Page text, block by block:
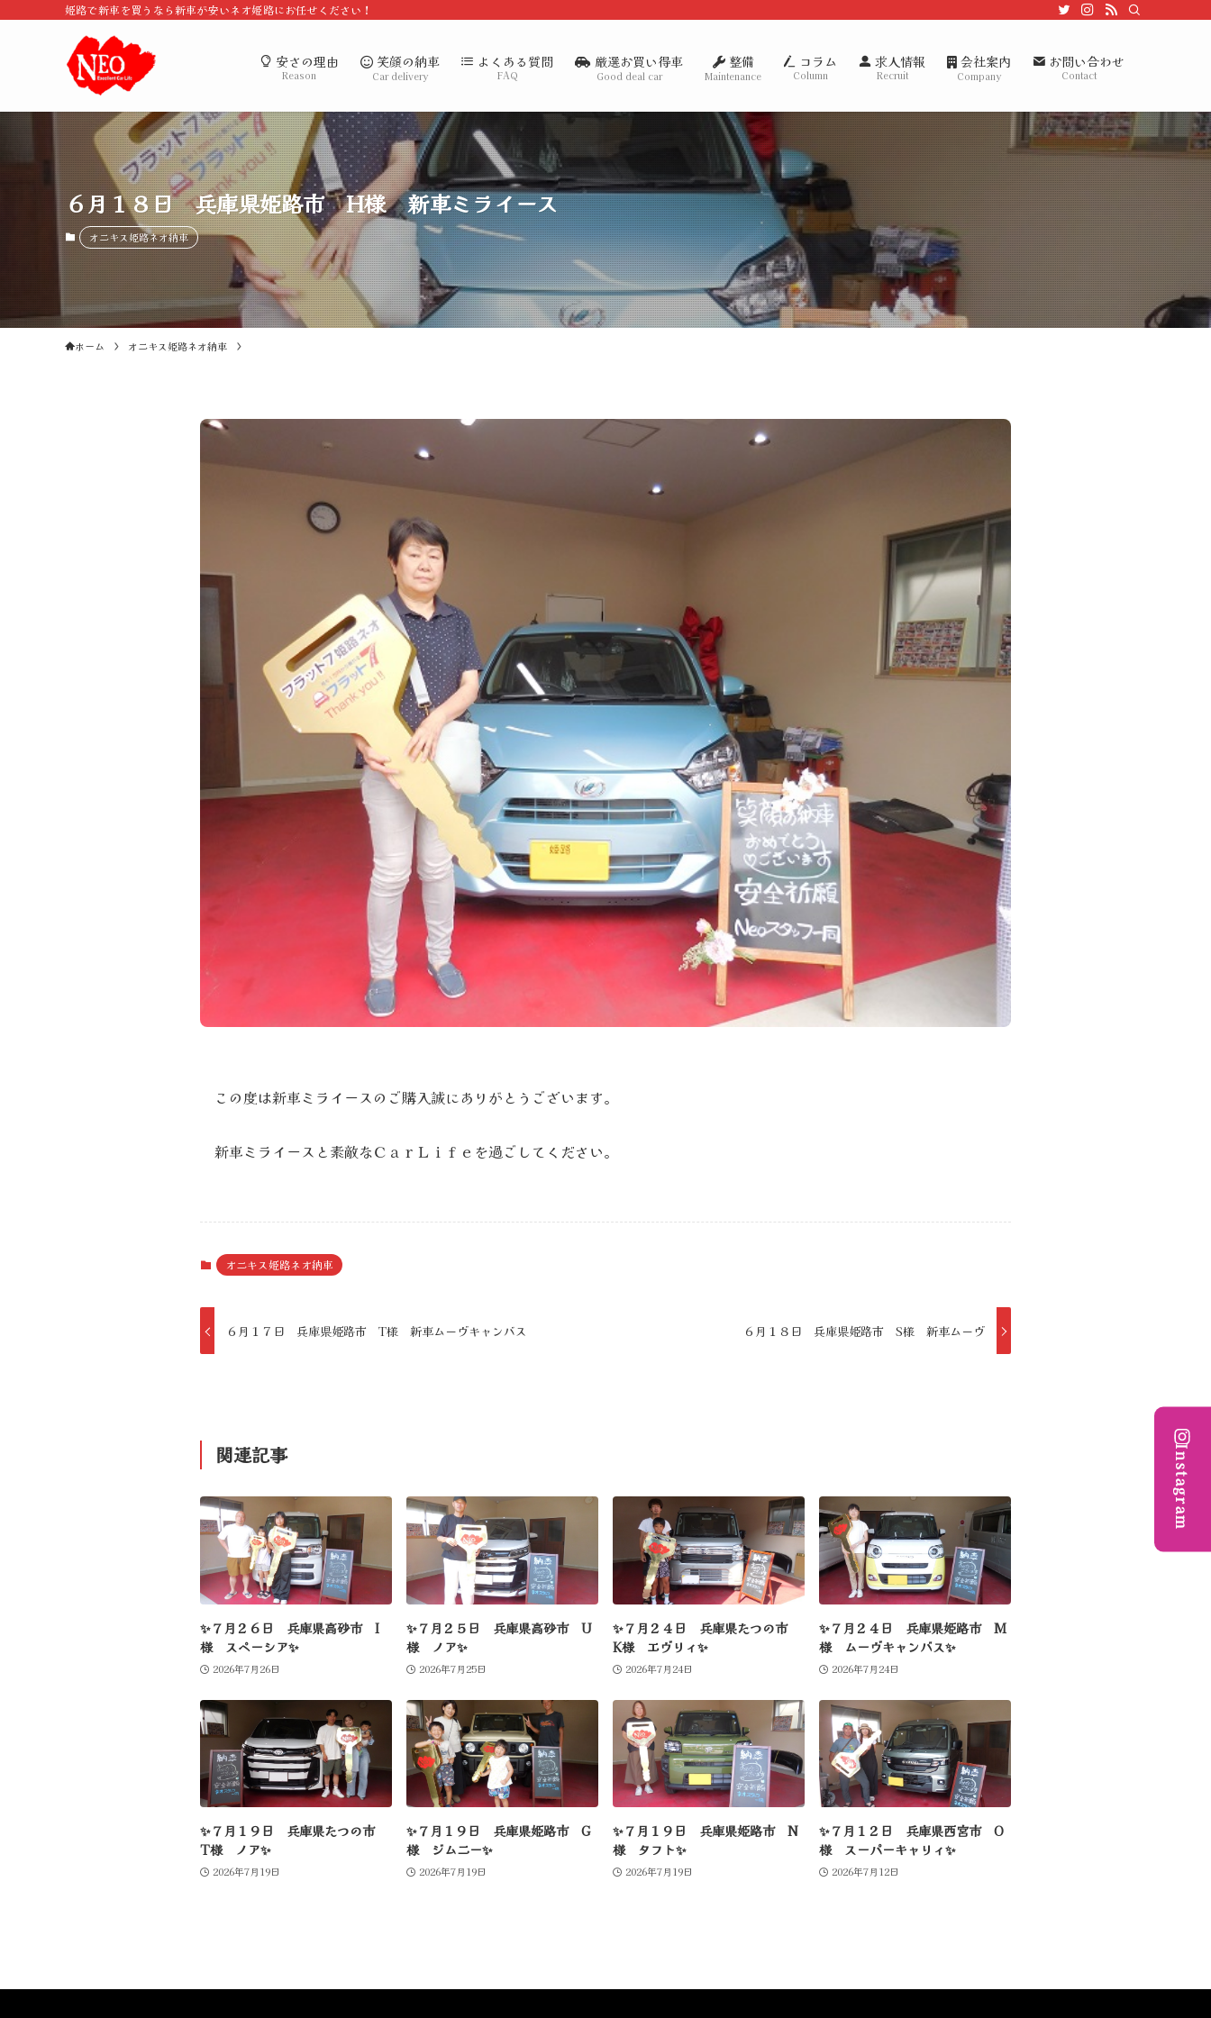
姫路で新車を買うなら新車が安いネオ姫路にお任せください！
安さの理由
Reason
笑顔の納車
Car delivery
よくある質問
FAQ
厳選お買い得車
Good deal car
整備
Maintenance
コラム
Column
求人情報
Recruit
会社案内
Company
お問い合わせ
Contact
６月１８日 兵庫県姫路市 H様 新車ミライース
オニキス姫路ネオ納車
ホーム オニキス姫路ネオ納車
この度は新車ミライースのご購入誠にありがとうございます。
新車ミライースと素敵なＣａｒＬｉｆｅを過ごしてください。
オニキス姫路ネオ納車
６月１７日 兵庫県姫路市 T様 新車ムーヴキャンバス ６月１８日 兵庫県姫路市 S様 新車ムーヴ
関連記事
✨７月２６日 兵庫県高砂市 I
様 スペーシア✨
2026年7月26日
✨７月２５日 兵庫県高砂市 U
様 ノア✨
2026年7月25日
✨７月２４日 兵庫県たつの市
K様 エヴリィ✨
2026年7月24日
✨７月２４日 兵庫県姫路市 M
様 ムーヴキャンバス✨
2026年7月24日
✨７月１９日 兵庫県たつの市
T様 ノア✨
2026年7月19日
✨７月１９日 兵庫県姫路市 G
様 ジムニー✨
2026年7月19日
✨７月１９日 兵庫県姫路市 N
様 タフト✨
2026年7月19日
✨７月１２日 兵庫県西宮市 O
様 スーパーキャリィ✨
2026年7月12日
Instagram